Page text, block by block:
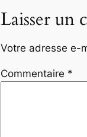
Laisser un
Votre adresse e-
Commentaire *